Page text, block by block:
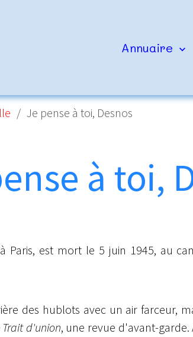
Annuaire
Je pense à toi, Desnos
à toi,
Paris, est mort le 5 juin 1945, au
des hublots avec un air farceur,
Trait d'union, une revue d'avant-